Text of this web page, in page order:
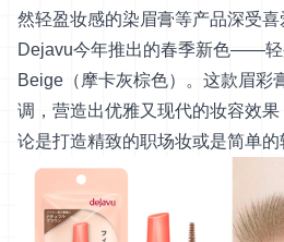
然轻盈妆感的染眉膏等产品深受
Dejavu今年推出的春季新色——轻
Beige（摩卡灰棕色）。这款眉彩
调，营造出优雅又现代的妆容效
论是打造精致的职场妆或是简单的